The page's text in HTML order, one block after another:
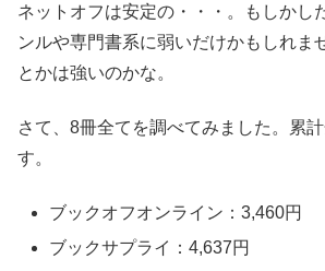
ネットオフは安定の・・・。もしかし
ンルや専門書系に弱いだけかもしれま
とかは強いのかな。
さて、8冊全てを調べてみました。累
す。
ブックオフオンライン：3,460円
ブックサプライ：4,637円